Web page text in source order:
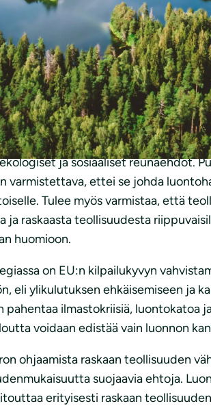
lausua. Teollisuuden vihreä
EU:n ilmastolakiin, joka ohjaa
ja pitkäjänteinen
kehittämiselle. EU:n
korostaa, että EU:n
nielut erillisin tavoittein.
ja sosiaaliset reunaehdot.
varmistettava, ettei se johda
Tulee myös varmistaa, että
raskaasta teollisuudesta
huomioon.
on EU:n kilpailukyvyn
eli ylikulutuksen ehkäisemiseen ja
ilmastokriisiä, luontokatoa
voidaan edistää vain luonnon
ohjaamista raskaan teollisuuden
suojaavia ehtoja.
erityisesti raskaan